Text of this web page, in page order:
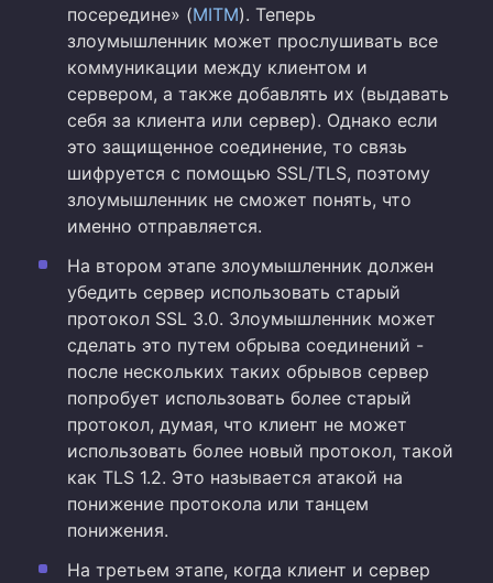
посередине» (MITM). Теперь
злоумышленник может прослушивать все
коммуникации между клиентом и
сервером, а также добавлять их (выдавать
себя за клиента или сервер). Однако если
это защищенное соединение, то связь
шифруется с помощью SSL/TLS, поэтому
злоумышленник не сможет понять, что
именно отправляется.
На втором этапе злоумышленник должен
убедить сервер использовать старый
протокол SSL 3.0. Злоумышленник может
сделать это путем обрыва соединений -
после нескольких таких обрывов сервер
попробует использовать более старый
протокол, думая, что клиент не может
использовать более новый протокол, такой
как TLS 1.2. Это называется атакой на
понижение протокола или танцем
понижения.
На третьем этапе, когда клиент и сервер